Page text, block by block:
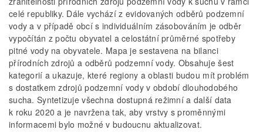
celé republiky. Dále vychází z evidovaných odběrů podzemní
vody a v případě obcí s individuálním zásobováním je odběr
vypočítán z počtu obyvatel a celostátní průměrné spotřeby
pitné vody na obyvatele. Mapa je sestavena na bilanci
přírodních zdrojů a odběrů podzemní vody. Obsahuje šest
kategorií a ukazuje, které regiony a oblasti budou mít problém
s dostatkem zdrojů podzemní vody v období dlouhodobého
sucha. Syntetizuje všechna dostupná režimní a další data
k roku 2020 a je navržena tak, aby vrstvy s proměnnými
informacemi bylo možné v budoucnu aktualizovat.